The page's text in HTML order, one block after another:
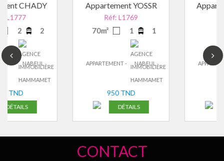
2
Appartement YOSSR
1 1
APPARTEMENT - NABEUL
DÉTAILS
Appartement
APPARTEMENT -
DÉTAILS
CONTACT